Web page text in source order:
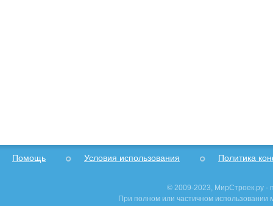
Помощь Условия использования Политика
© 2009-2023, МирСтроек.ру -
При полном или частичном использовании